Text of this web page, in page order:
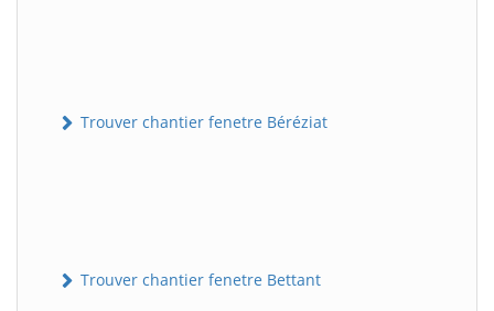
Trouver chantier fenetre Béréziat
Trouver chantier fenetre Bettant